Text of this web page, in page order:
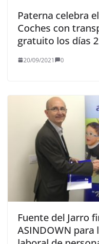
Paterna celebra
Coches con
gratuito los días
20/09/2021 0
Fuente del Jarro
ASINDOWN para